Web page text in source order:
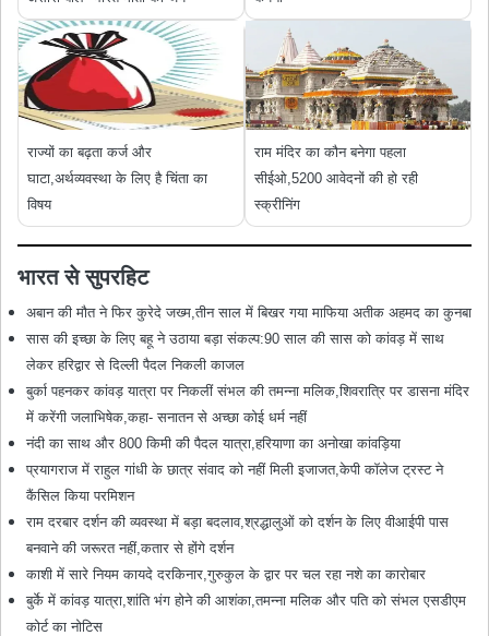
राज्यों का बढ़ता कर्ज और
घाटा,अर्थव्यवस्था के लिए है चिंता का
विषय
राम मंदिर का कौन बनेगा पहला
सीईओ,5200 आवेदनों की हो रही
स्क्रीनिंग
भारत से सुपरहिट
अबान की मौत ने फिर कुरेदे जख्म,तीन साल में बिखर गया माफिया अतीक अहमद का कुनबा
सास की इच्छा के लिए बहू ने उठाया बड़ा संकल्प:90 साल की सास को कांवड़ में साथ
लेकर हरिद्वार से दिल्ली पैदल निकली काजल
बुर्का पहनकर कांवड़ यात्रा पर निकलीं संभल की तमन्ना मलिक,शिवरात्रि पर डासना मंदिर
में करेंगी जलाभिषेक,कहा- सनातन से अच्छा कोई धर्म नहीं
नंदी का साथ और 800 किमी की पैदल यात्रा,हरियाणा का अनोखा कांवड़िया
प्रयागराज में राहुल गांधी के छात्र संवाद को नहीं मिली इजाजत,केपी कॉलेज ट्रस्ट ने
कैंसिल किया परमिशन
राम दरबार दर्शन की व्यवस्था में बड़ा बदलाव,श्रद्धालुओं को दर्शन के लिए वीआईपी पास
बनवाने की जरूरत नहीं,कतार से होंगे दर्शन
काशी में सारे नियम कायदे दरकिनार,गुरुकुल के द्वार पर चल रहा नशे का कारोबार
बुर्के में कांवड़ यात्रा,शांति भंग होने की आशंका,तमन्ना मलिक और पति को संभल एसडीएम
कोर्ट का नोटिस